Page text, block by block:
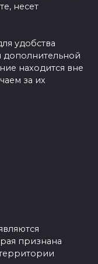
несет
удобства
дополнительной
находится вне
за их
признана